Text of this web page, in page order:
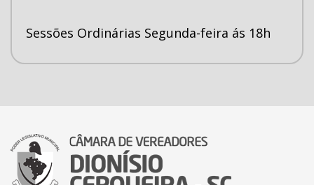
Sessões Ordinárias Segunda-feira ás 18h